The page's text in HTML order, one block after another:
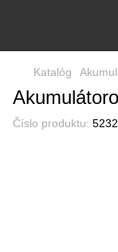
Katalóg
Číslo produktu: